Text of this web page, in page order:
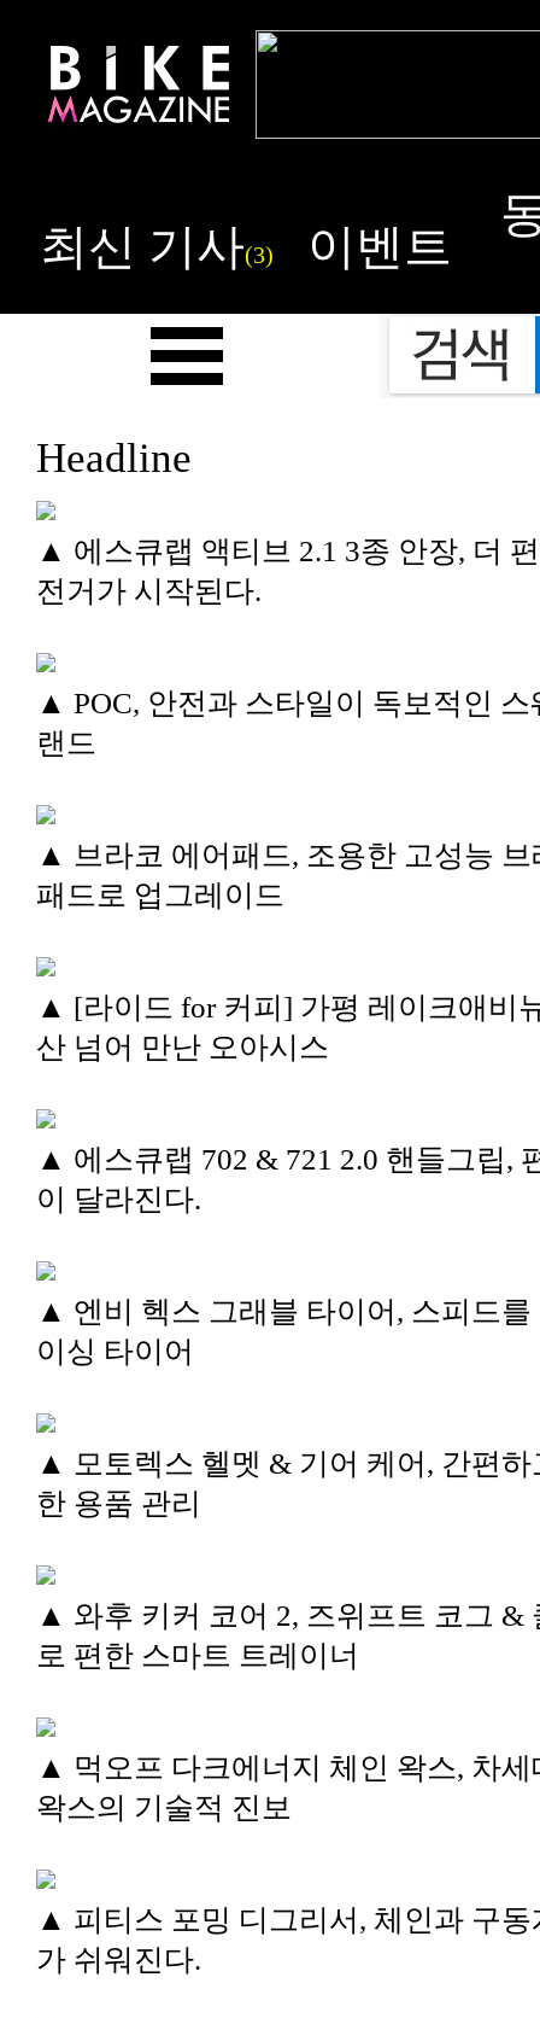
최신 기사(3) 이벤트
Headline
▲ 에스큐랩 액티브 2.1 3종 안장, 더
전거가 시작된다.
▲ POC, 안전과 스타일이 독보적인 스
랜드
▲ 브라코 에어패드, 조용한 고성능 브
패드로 업그레이드
▲ [라이드 for 커피] 가평 레이크애비
산 넘어 만난 오아시스
▲ 에스큐랩 702 & 721 2.0 핸들그립,
이 달라진다.
▲ 엔비 헥스 그래블 타이어, 스피드를
이싱 타이어
▲ 모토렉스 헬멧 & 기어 케어, 간편하
한 용품 관리
▲ 와후 키커 코어 2, 즈위프트 코그 &
로 편한 스마트 트레이너
▲ 먹오프 다크에너지 체인 왁스, 차세
왁스의 기술적 진보
▲ 피티스 포밍 디그리서, 체인과 구동
가 쉬워진다.